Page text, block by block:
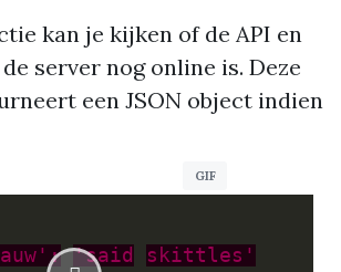
kan je kijken of de API en
server nog online is. Deze
een JSON object indien
'said
skittles'